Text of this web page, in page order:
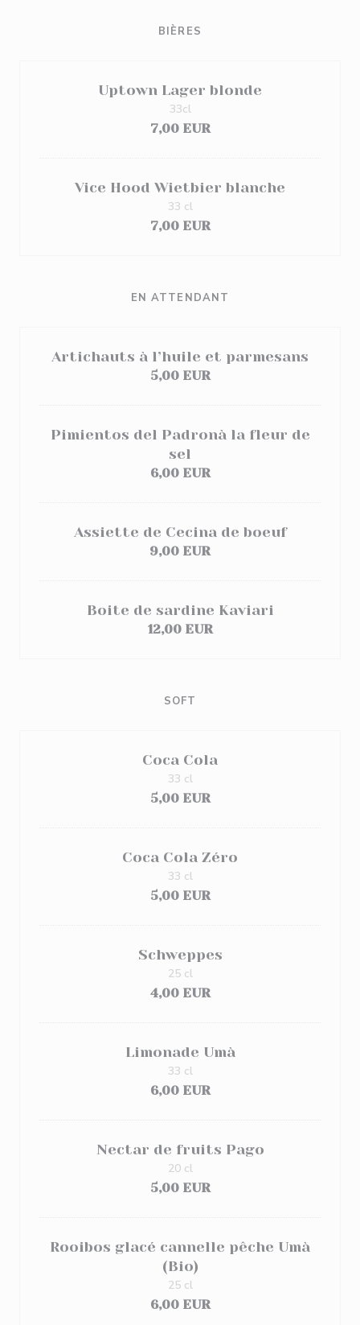
BIÈRES
Uptown Lager blonde
7,00 EUR
33cl
Vice Hood Wietbier blanche
7,00 EUR
33 cl
EN ATTENDANT
Artichauts à l’huile et parmesans
5,00 EUR
Pimientos del Padronà la fleur de
sel
6,00 EUR
Assiette de Cecina de boeuf
9,00 EUR
Boite de sardine Kaviari
12,00 EUR
SOFT
Coca Cola
5,00 EUR
33 cl
Coca Cola Zéro
5,00 EUR
33 cl
Schweppes
4,00 EUR
25 cl
Limonade Umà
6,00 EUR
33 cl
Nectar de fruits Pago
5,00 EUR
20 cl
Rooibos glacé cannelle pêche Umà
(Bio)
6,00 EUR
25 cl